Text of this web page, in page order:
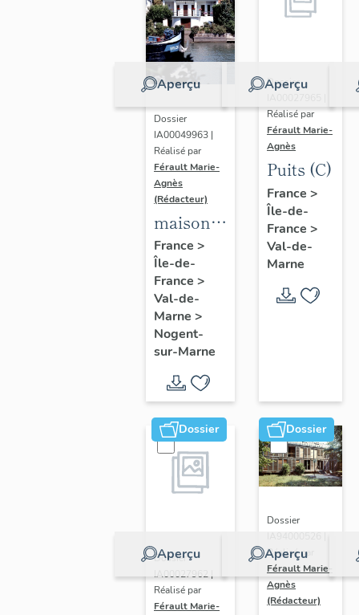
Aperçu
Dossier
IA00049963 |
Réalisé par
Férault Marie-
Agnès
(Rédacteur)
maisons,
immeubles
France >
Île-de-
France >
Val-de-
Marne >
Nogent-
sur-Marne
Aperçu
Dossier
Réalisé par
Férault Marie-
Agnès
Puits (C)
France >
Île-de-
France >
Val-de-
Marne
Dossier
Aperçu
Dossier
IA00027962 |
Réalisé par
Férault Marie-
Dossier
Aperçu
Dossier
Réalisé par
Férault Marie-
Agnès
(Rédacteur)